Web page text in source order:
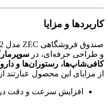
کاربردها و مزایا
و طراحی حرفه‌ای، در
کافی‌شاپ‌ها، رستوران‌ها و
از مزایای این محصول عبارتند
افزایش سرعت و دقت